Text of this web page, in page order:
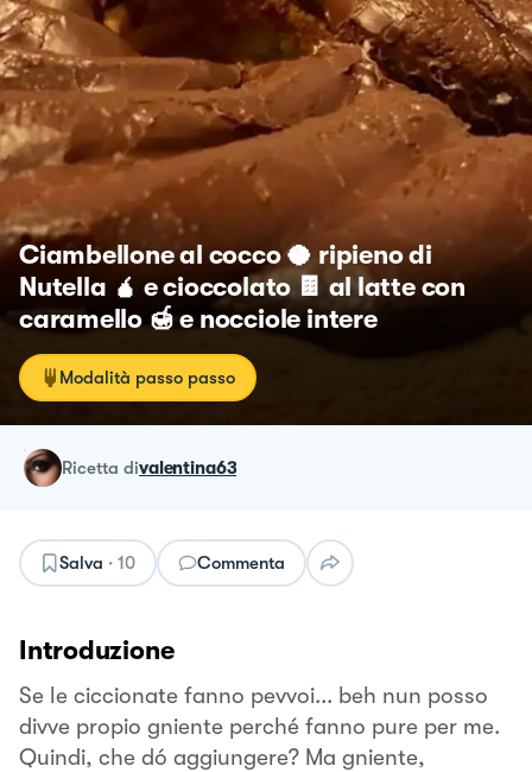
Ciambellone al cocco 🥥 ripieno di
Nutella 🧉 e cioccolato 🍫 al latte con
caramello 🍯 e nocciole intere
Modalità passo passo
ricetta divalentina63
Salva · 10 Commenta
Introduzione
Se le ciccionate fanno pevvoi... beh nun posso
divve propio gniente perché fanno pure per me.
Quindi, che dó aggiungere? Ma gniente,